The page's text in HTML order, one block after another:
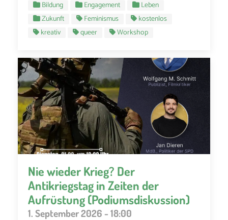
Bildung Engagement
Leben
Zukunft
Feminismus
kostenlos
kreativ
queer Workshop
Nie wieder Krieg? Der
Antikriegstag in Zeiten der
Aufrüstung (Podiumsdiskussion)
1. September 2026 - 18:00